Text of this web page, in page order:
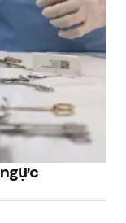
trong trình
của tôi.